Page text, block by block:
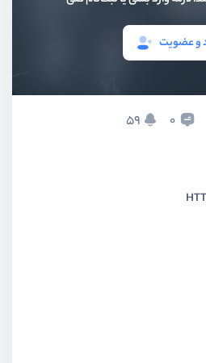
و عضویت
0
59